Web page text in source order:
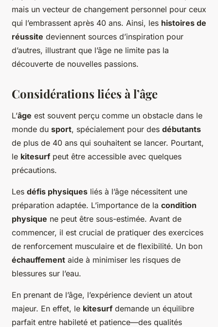
mais un vecteur de changement personnel pour ceux
qui l’embrassent après 40 ans. Ainsi, les histoires de
réussite deviennent sources d’inspiration pour
d’autres, illustrant que l’âge ne limite pas la
découverte de nouvelles passions.
Considérations liées à l’âge
L’âge est souvent perçu comme un obstacle dans le
monde du sport, spécialement pour des débutants
de plus de 40 ans qui souhaitent se lancer. Pourtant,
le kitesurf peut être accessible avec quelques
précautions.
Les défis physiques liés à l’âge nécessitent une
préparation adaptée. L’importance de la condition
physique ne peut être sous-estimée. Avant de
commencer, il est crucial de pratiquer des exercices
de renforcement musculaire et de flexibilité. Un bon
échauffement aide à minimiser les risques de
blessures sur l’eau.
En prenant de l’âge, l’expérience devient un atout
majeur. En effet, le kitesurf demande un équilibre
parfait entre habileté et patience—des qualités